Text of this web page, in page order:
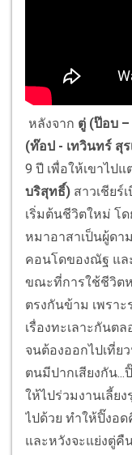
หลังจาก ตู่ (ป๊อบ
(ท๊อป - เทวินทร์ สุร
9 ปี เพื่อให้เขาไปแ
บริสุทธิ์) สาวเชียร์
เริ่มต้นชีวิตใหม่ โ
หมาอาสาเป็นผู้ดา
คอนโดของณัฐ แล
ขณะที่การใช้ชีวิต
ตรงกันข้าม เพรา
เรื่องทะเลาะกันต
จนต้องออกไปเที่ย
ตนมีปากเสียงกัน...
ให้ไปร่วมงานเลี้ย
ไปด้วย ทำให้ปิ๊งอ
และหวังจะแย่งตู่คื